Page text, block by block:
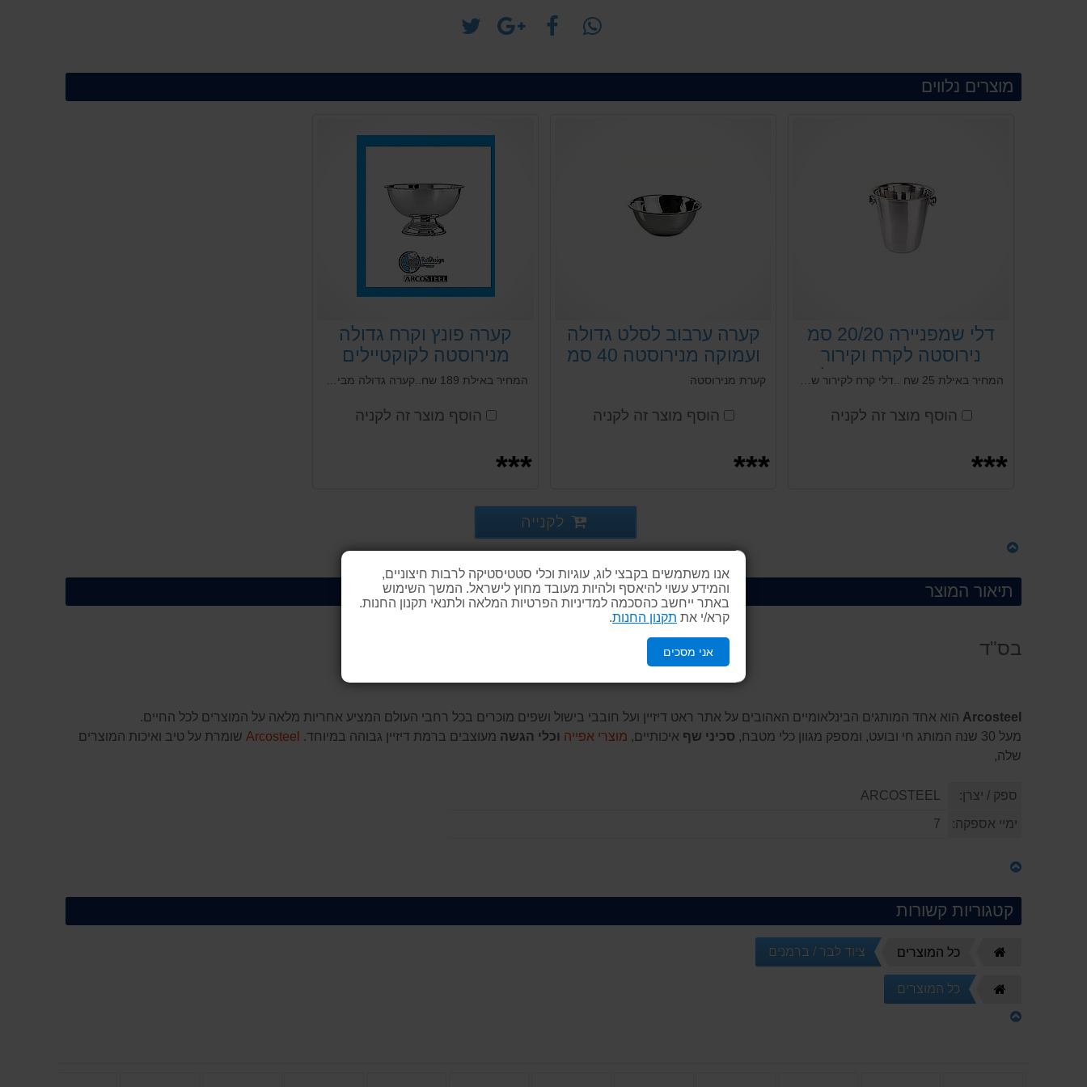
אנו משתמשים בקבצי לוג, עוגיות וכלי סטטיסטיקה לרבות חיצוניים,
והמידע עשוי להיאסף ולהיות מעובד מחוץ לישראל. המשך השימוש
באתר ייחשב כהסכמה למדיניות הפרטיות המלאה ולתנאי תקנון החנות.
קרא/י את תקנון החנות
אני מסכים
שתף
twitter
שתף
+Google
שתף
facebook
שתף
WhatsApp
מוצרים נלווים
דלי שמפניירה 20/20 סמ
נירוסטה לקרח וקירור
בקבוקים - ארקוסטיל
הוסף מוצר זה לקניה
***
קערה ערבוב לסלט גדולה
ועמוקה מנירוסטה 40 סמ
Arcosteelקערת מנירוסטה
הוסף מוצר זה לקניה
***
קערה פונץ וקרח גדולה
מנירוסטה לקוקטיילים
ושמפנייה Arcosteel
הוסף מוצר זה לקניה
***
לקנייה
תיאור המוצר
בס"ד
Arcosteel הוא אחד המותגים הבינלאומיים האהובים על אתר ראט דיזיין ועל חובבי בישול ושפים מוכרים בכל רחבי העולם המציע אחריות מלאה על המוצרים לכל החיים.
מעל 30 שנה המותג חי ובועט, ומספק מגוון כלי מטבח,
סכיני שף איכותיים, מוצרי אפייה וכלי הגשה מעוצבים ברמת דיזיין גבוהה במיוחד. Arcosteel שומרת על טיב ואיכות המוצרים
שלה,
ספק / יצרן:
ימיי אספקה:
קטגוריות קשורות
כל המוצרים ציוד לבר / ברמנים
הבית
כל המוצרים